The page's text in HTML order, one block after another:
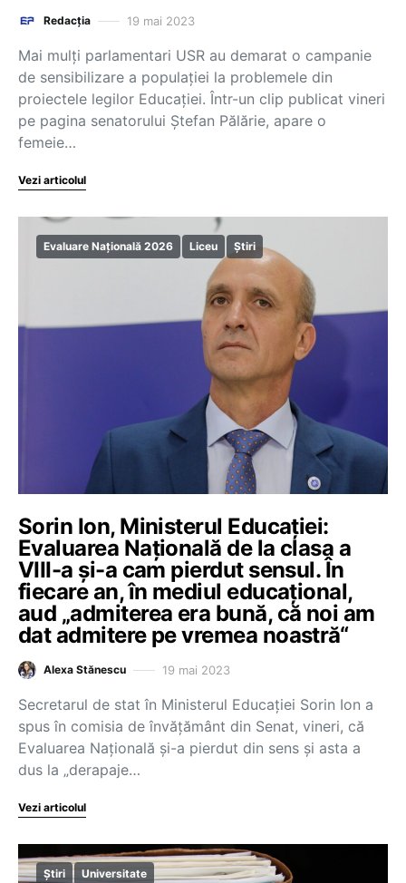
Redacția 19 mai 2023
Mai mulți parlamentari USR au demarat o campanie
de sensibilizare a populației la problemele din
proiectele legilor Educației. Într-un clip publicat vineri
pe pagina senatorului Ștefan Pălărie, apare o
femeie…
Vezi articolul
Evaluare Națională 2026 Liceu Știri
Sorin Ion, Ministerul Educației:
Evaluarea Națională de la clasa a
VIII-a și-a cam pierdut sensul. În
fiecare an, în mediul educațional,
aud „admiterea era bună, că noi am
dat admitere pe vremea noastră“
Alexa Stănescu 19 mai 2023
Secretarul de stat în Ministerul Educației Sorin Ion a
spus în comisia de învățământ din Senat, vineri, că
Evaluarea Națională și-a pierdut din sens și asta a
dus la „derapaje…
Vezi articolul
Știri Universitate